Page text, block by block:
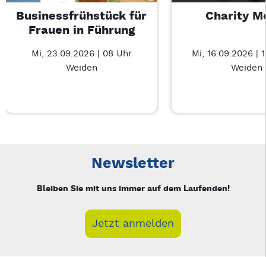
Businessfrühstück für
Frauen in Führung
Mi, 23.09.2026 | 08 Uhr
Weiden
Charity
Mi, 16.09.2026 |
Weiden
Newsletter
Bleiben Sie mit uns immer auf dem Laufenden!
Jetzt anmelden